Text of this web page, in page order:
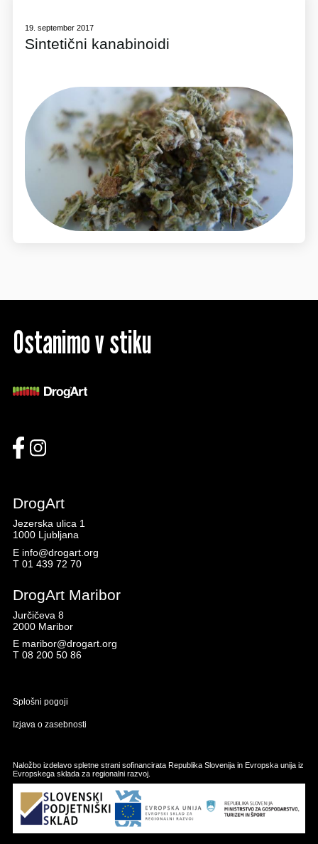
19. september 2017
Sintetični kanabinoidi
Ostanimo v stiku
DrogArt
Jezerska ulica 1
1000 Ljubljana
E info@drogart.org
T 01 439 72 70
DrogArt Maribor
Jurčičeva 8
2000 Maribor
E maribor@drogart.org
T 08 200 50 86
Splošni pogoji
Izjava o zasebnosti
Naložbo izdelavo spletne strani sofinancirata Republika Slovenija in Evropska unija iz
Evropskega sklada za regionalni razvoj.